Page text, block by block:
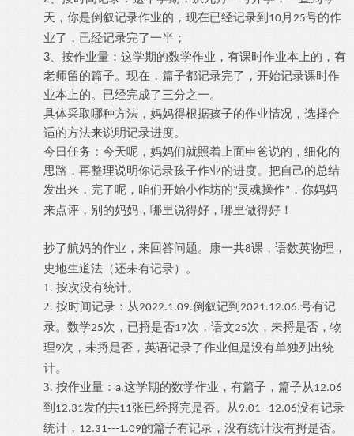
天，你是倒叙记录作业的，现在已经记录到 10 月 25号的作
业了，已经记录完了一半；
3 、按作业量：这学期的数学作业，有课时作业本上的，有
老师留的篇子。现在，篇子都记录完了，开始记录课时作
业本上的。已经完成了三分之一。
具体采取哪种方法，妈妈得根据孩子的作业情况，选择合
适的方法来说明记录进度。
今日任务：今天呢，妈妈们就照着上面申爸说的，细化的
思路，再整理说明你记录孩子作业的进度。把自己的总结
发出来，完了呢，咱们开始小作坊的“ 灵魂操作” ，你妈妈
来点评，别的妈妈，哪里说得好，哪里做得好！
抄了航妈的作业，来回答问题。康一共8课，语数英物理，
史地生道法（还未有记录）。
1. 按次没有统计。
2. 按时间记录：从2022.1.09.倒叙记到 2021.12.06.号有记
录。数学25次，已捋是否17次，语文25次，未捋是否，物
理9次，未捋是否，英语记录了作业但是没有单独列出统
计。
3. 按作业量： a.这学期的数学作业，有篇子，篇子从 12.06
到 12.31发的共11张已经捋完是否。从 9.01--12.06没有记录
统计， 12.31---1.09的篇子有记录，没有统计没有捋是否。